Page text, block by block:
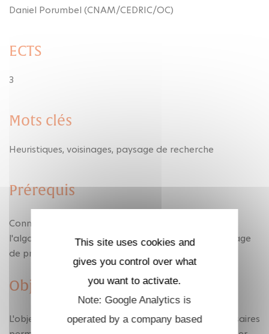
Daniel Porumbel (CNAM/CEDRIC/OC)
ECTS
3
Mots clés
Heuristiques, voisinages, paysage de recherche
Prérequis
Connaître les bases de la théorie des graphes,
l'algorithme de séparation et évaluation et un langage
de programmation.
Objectif
L'objectif de l'UE est d'introduire les éléments nécessaires
This site uses cookies and
gives you control over what
you want to activate.
Note: Google Analytics is
operated by a company based